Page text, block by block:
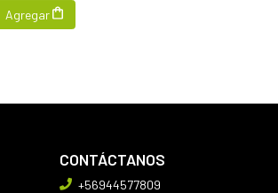
Agregar
CONTÁCTANOS
+56944577809